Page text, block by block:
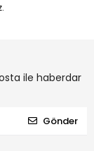
ile haberdar
Gönder